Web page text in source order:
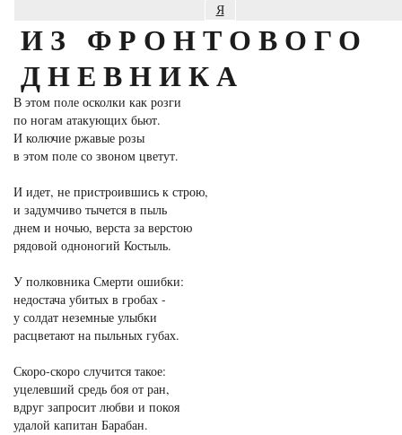
Я
ИЗ ФРОНТОВОГО
ДНЕВНИКА
В этом поле осколки как розги
по ногам атакующих бьют.
И колючие ржавые розы
в этом поле со звоном цветут.
И идет, не пристроившись к строю,
и задумчиво тычется в пыль
днем и ночью, верста за верстою
рядовой одноногий Костыль.
У полковника Смерти ошибки:
недостача убитых в гробах -
у солдат неземные улыбки
расцветают на пыльных губах.
Скоро-скоро случится такое:
уцелевший средь боя от ран,
вдруг запросит любви и покоя
удалой капитан Барабан.